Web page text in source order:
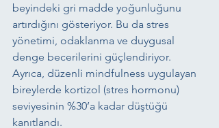
beyindeki gri madde yoğunluğunu
artırdığını gösteriyor. Bu da stres
yönetimi, odaklanma ve duygusal
denge becerilerini güçlendiriyor.
Ayrıca, düzenli mindfulness uygulayan
bireylerde kortizol (stres hormonu)
seviyesinin %30’a kadar düştüğü
kanıtlandı.